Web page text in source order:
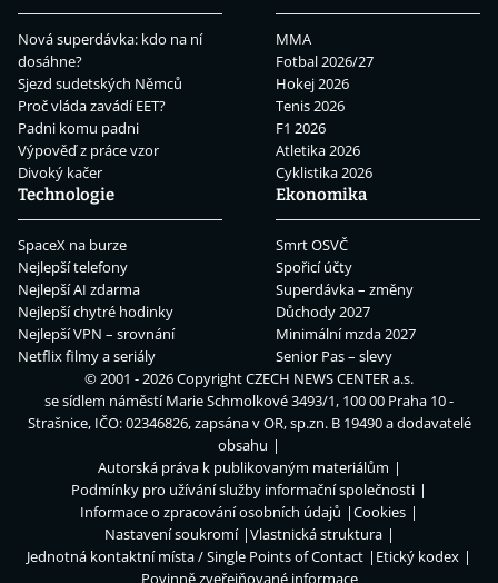
Nová superdávka: kdo na ní
dosáhne?
Sjezd sudetských Němců
Proč vláda zavádí EET?
Padni komu padni
Výpověď z práce vzor
Divoký kačer
MMA
Fotbal 2026/27
Hokej 2026
Tenis 2026
F1 2026
Atletika 2026
Cyklistika 2026
Technologie
SpaceX na burze
Nejlepší telefony
Nejlepší AI zdarma
Nejlepší chytré hodinky
Nejlepší VPN – srovnání
Netflix filmy a seriály
Ekonomika
Smrt OSVČ
Spořicí účty
Superdávka – změny
Důchody 2027
Minimální mzda 2027
Senior Pas – slevy
© 2001 - 2026 CopyrightCZECH NEWS CENTER a.s.
se sídlem náměstí Marie Schmolkové 3493/1, 100 00 Praha 10 -
Strašnice, IČO: 02346826, zapsána v OR, sp.zn. B 19490 a dodavatelé
obsahu
Autorská práva k publikovaným materiálům
Podmínky pro užívání služby informační společnosti
Informace o zpracování osobních údajů
Cookies
Nastavení soukromí
Vlastnická struktura
Jednotná kontaktní místa / Single Points of Contact
Etický kodex
Povinně zveřejňované informace